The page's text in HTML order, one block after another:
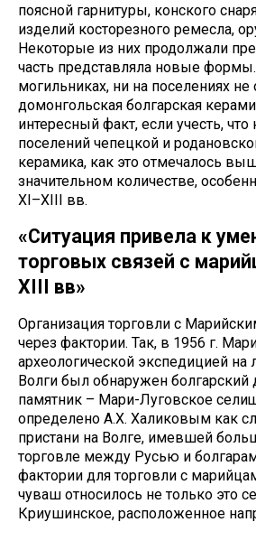
поясной гарнитуры, конского
изделий косторезного ремесла,
Некоторые из них продолжали
часть представляла новые
могильниках, ни на поселениях
домонгольская болгарская
интересный факт, если учесть, что
поселений чепецкой и
керамика, как это отмечалось
значительном количестве,
XI–XIII вв.
«Ситуация привела к
торговых связей с
XIII вв»
Организация торговли с
через фактории. Так, в 1956 г.
археологической экспедицией на
Волги был обнаружен болгарский
памятник – Мари-Луговское
определено А.X. Халиковым как
пристани на Волге, имевшей
торговле между Русью и
фактории для торговли с
чуваш относилось не только это
Криушинское, расположенное